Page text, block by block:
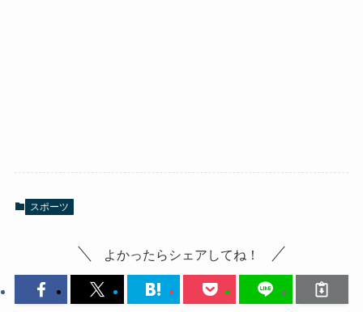
スポーツ
よかったらシェアしてね！